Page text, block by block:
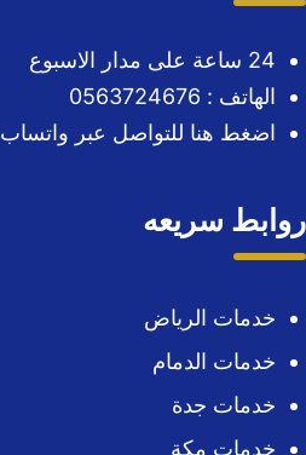
24 ساعة على مدار الاسبوع
الهاتف : 0563724676
اضغط هنا للتواصل عبر واتساب
روابط سريعه
خدمات الرياض
خدمات الدمام
خدمات جدة
خدمات مكة